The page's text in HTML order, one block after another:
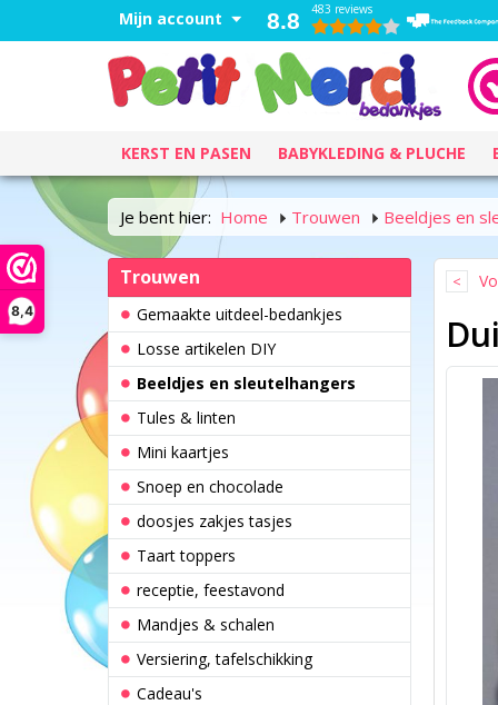
8,4
Mijn account 8.8 483 reviews
KERST EN PASEN BABYKLEDING & PLUCHE
Je bent hier: Home Trouwen Beeldjes en
Trouwen
Gemaakte uitdeel-bedankjes
Losse artikelen DIY
Beeldjes en sleutelhangers
Tules & linten
Mini kaartjes
Snoep en chocolade
doosjes zakjes tasjes
Taart toppers
receptie, feestavond
Mandjes & schalen
Versiering, tafelschikking
Cadeau's